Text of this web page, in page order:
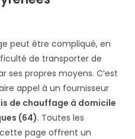
peut être compliqué, en
de transporter de
ses propres moyens. C’est
appel à un fournisseur
de chauffage à domicile
(64). Toutes les
page offrent un